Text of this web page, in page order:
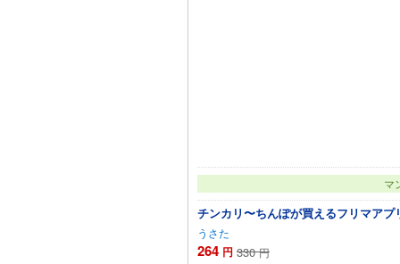
マ
チンカリ〜ちんぽが買えるフリマア
うさた
264 円 330 円